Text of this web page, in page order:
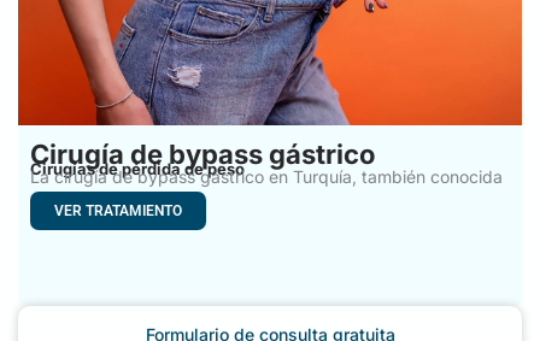
Cirugía de bypass gástrico
Cirugías de pérdida de peso
La cirugía de bypass gástrico en Turquía, también conocida
como
VER TRATAMIENTO
Formulario de consulta gratuita